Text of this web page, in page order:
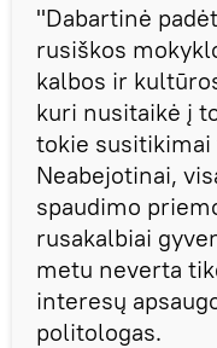
"Dabartinė
rusiškos
kalbos ir
kuri nusitaikė į
tokie
Neabejotinai,
spaudimo
rusakalbiai
metu neverta
interesų
politologas.